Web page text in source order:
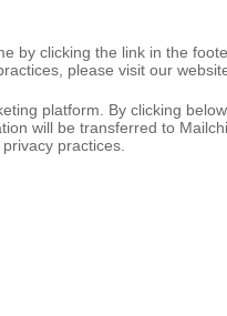
by clicking the link in the
please visit our
platform. By clicking
will be transferred to
practices.